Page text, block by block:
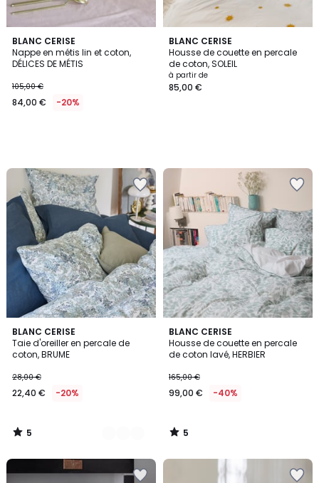
BLANC CERISE
Nappe en métis lin et coton,
DÉLICES DE MÉTIS
105,00 €
84,00 € -20%
BLANC CERISE
Housse de couette en percale
de coton, SOLEIL
à partir de
85,00 €
BLANC CERISE
Taie d'oreiller en percale de
coton, BRUME
28,00 €
22,40 € -20%
5
/
5
2
Couleurs
5
/
BLANC CERISE
Housse de couette en percale
de coton lavé, HERBIER
165,00 €
99,00 € -40%
5
/
5
5
/